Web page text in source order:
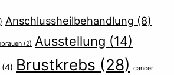
Anschlussheilbehandlung (8)
(2) Ausstellung (14)
(4) Brustkrebs (28) cancer